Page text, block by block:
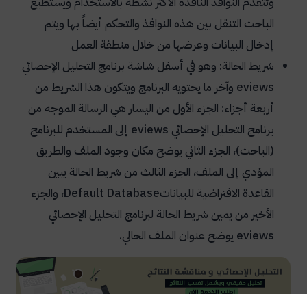
الباحث التنقل بين هذه النوافذ والتحكم أيضاً بها ويتم
إدخال البيانات وعرضها من خلال منطقة العمل
شريط الحالة: وهو في أسفل شاشة برنامج التحليل الإحصائي
eviews وآخر ما يحتويه البرنامج ويتكون هذا الشريط من
أربعة أجزاء: الجزء الأول من اليسار هي الرسالة الموجه من
برنامج التحليل الإحصائي eviews إلى المستخدم للبرنامج
(الباحث)، الجزء الثاني يوضح مكان وجود الملف والطريق
المؤدي إلى الملف، الجزء الثالث من شريط الحالة يبين
القاعدة الافتراضية للبياناتDefault Database، والجزء
الأخير من يمين شريط الحالة لبرنامج التحليل الإحصائي
eviews يوضح عنوان الملف الحالي.